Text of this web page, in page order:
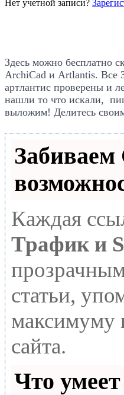
Нет учетной записи?
Здесь можно бесплатно
ArchiCad и Artlantis. Все
артлантис проверены и
нашли то что искали,
выложим! Делитесь
Каждая
Трафик и
статьи,
максимуму
сайта.
Что